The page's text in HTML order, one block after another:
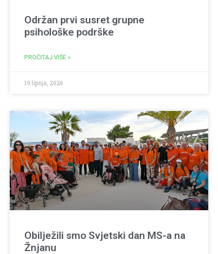
Održan prvi susret grupne
psihološke podrške
PROČITAJ VIŠE »
19 lipnja, 2026
Obilježili smo Svjetski dan MS-a na
Žnjanu